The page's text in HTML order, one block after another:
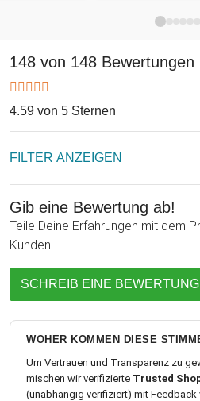
besonderes Geschenk und wird
148 von 148 Bewertungen
4.59 von 5 Sternen
FILTER ANZEIGEN
Gib eine Bewertung ab!
Teile Deine Erfahrungen mit dem
Kunden.
SCHREIB EINE BEWERTUNG
WOHER KOMMEN DIESE
Um Vertrauen und Transparenz zu
mischen wir verifizierte Trusted
(unabhängig verifiziert) mit Feedback